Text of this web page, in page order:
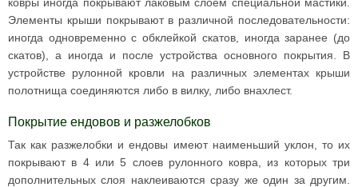
Элементы крыши покрывают в различной последовательности:
иногда одновременно с обклейкой скатов, иногда заранее (до
скатов), а иногда и после устройства основного покрытия. В
устройстве рулонной кровли на различных элементах крыши
полотнища соединяются либо в вилку, либо внахлест.
Покрытие ендовов и разжелобков
Так как разжелобки и ендовы имеют наименьший уклон, то их
покрывают в 4 или 5 слоев рулонного ковра, из которых три
дополнительных слоя наклеиваются сразу же один за другим.